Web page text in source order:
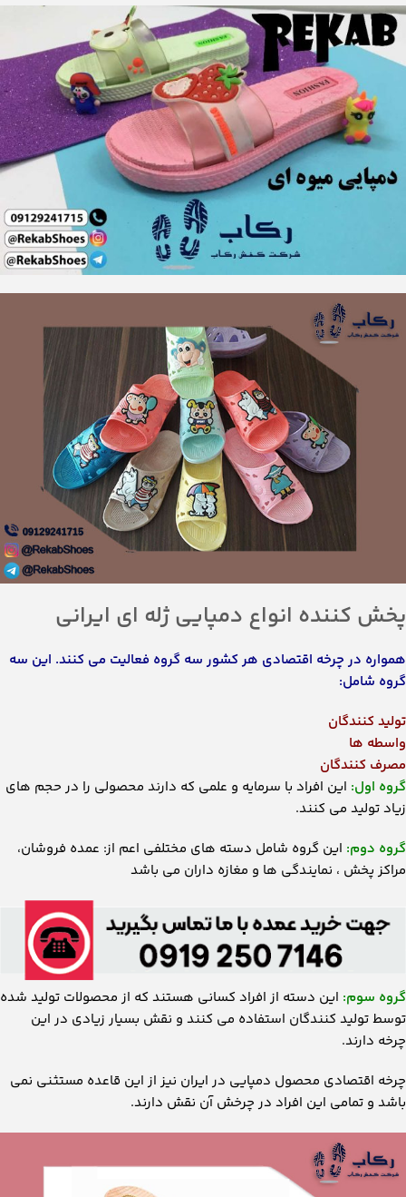
پخش کننده انواع دمپایی ژله ای ایرانی
همواره در چرخه اقتصادی هر کشور سه گروه فعالیت می کنند. این سه
گروه شامل:
تولید کنندگان
واسطه ها
مصرف کنندگان
این افراد با سرمایه و علمی که دارند محصولی را در حجم های
زیاد تولید می کنند.
این گروه شامل دسته های مختلفی اعم از: عمده فروشان،
مراکز پخش ، نمایندگی ها و مغازه داران می باشد
گروه سوم:این دسته از افراد کسانی هستند که از محصولات تولید شده
توسط تولید کنندگان استفاده می کنند و نقش بسیار زیادی در این
چرخه دارند.
چرخه اقتصادی محصول دمپایی در ایران نیز از این قاعده مستثنی نمی
باشد و تمامی این افراد در چرخش آن نقش دارند.
برای اینکه این چرخش همواره به نفع هر سه گروه باشد باید: